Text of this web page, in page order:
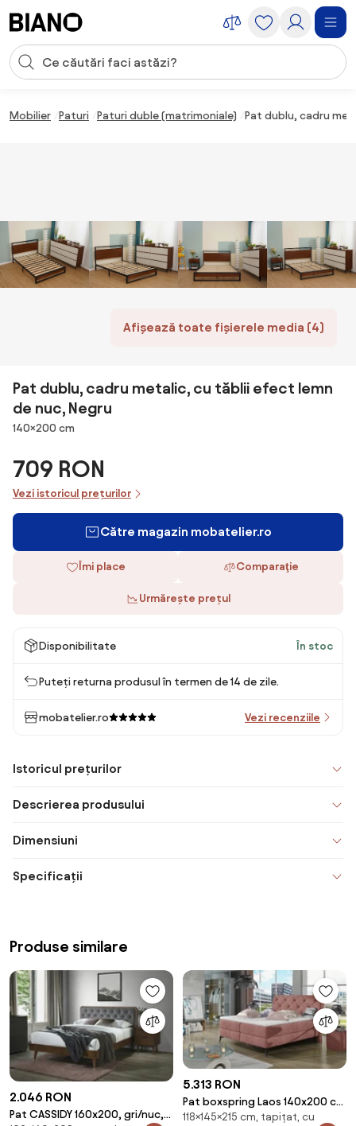
Introducerea căutării
Mobilier Paturi Paturi duble (matrimoniale) Pat dublu, cadru
Afișează toate fișierele media (4)
Pat dublu, cadru metalic, cu tăblii efect lemn
de nuc, Negru
Dimensiuni
140×200 cm
709 RON
Vezi istoricul prețurilor
Către magazin mobatelier.ro
Îmi place Comparaţie
Urmărește prețul
Disponibilitate În stoc
Puteți returna produsul în termen de 14 de zile.
mobatelier.ro Vezi recenziile
Istoricul prețurilor
Descrierea produsului
Dimensiuni
Specificații
Produse similare
2.046 RON
Pat CASSIDY 160x200, gri/nuc,
5.313 RON
Pat boxspring Laos 140x200 cm
Kronos 29
118×145×215 cm, tapițat, cu